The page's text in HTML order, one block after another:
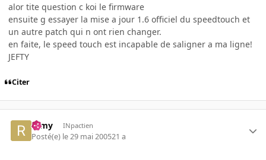
alor tite question c koi le firmware
ensuite g essayer la mise a jour 1.6 officiel du speedtouch et
un autre patch qui n ont rien changer.
en faite, le speed touch est incapable de saligner a ma ligne!
JEFTY
Citer
ramy INpactien
Posté(e) le 29 mai 200521 a